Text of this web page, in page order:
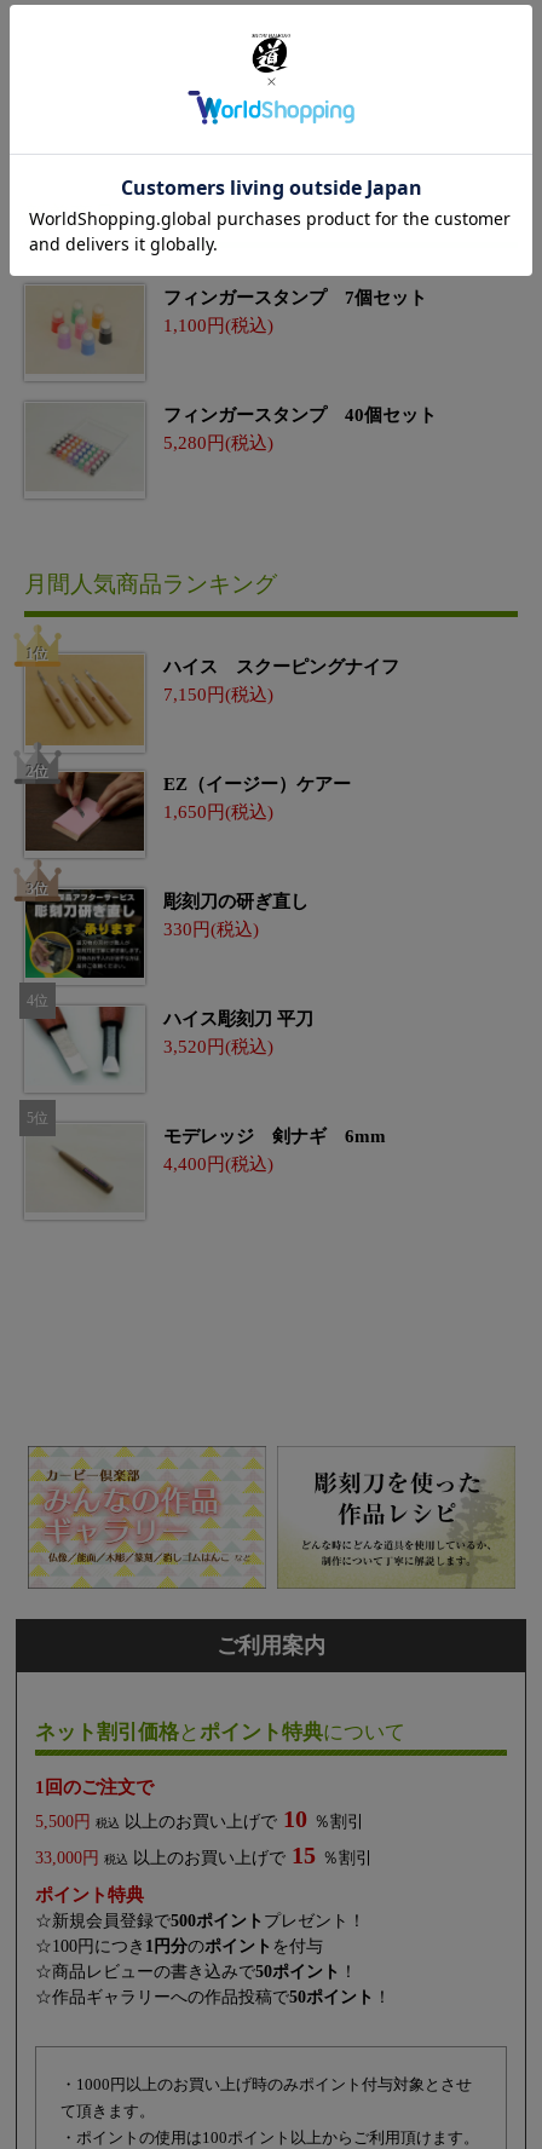
新着商品
フィンガースタンプ 7個セット
1,100
フィンガースタンプ 40個セット
5,280
月間人気商品ランキング
ハイス スクーピングナイフ
7,150
EZ（イージー）ケアー
1,650
彫刻刀の研ぎ直し
330
ハイス彫刻刀 平刀
3,520
モデレッジ 剣ナギ 6mm
4,400
ご利用案内
ネット割引価格とポイント特典について
1回のご注文で
5,500円 税込 以上のお買い上げで 10 ％割引
33,000円 税込 以上のお買い上げで 15 ％割引
ポイント特典
☆新規会員登録で500ポイント プレゼント！
☆100円につき 1円分のポイント を付与
☆商品レビューの書き込みで50ポイント ！
☆作品ギャラリーへの作品投稿で50ポイント ！
・1000円以上のお買い上げ時のみポイント付与対象とさせ
て頂きます。
・ポイントの使用は100ポイント以上からご利用頂けます。